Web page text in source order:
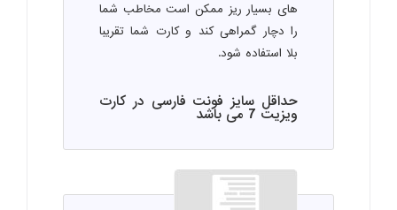
های بسیار ریز ممکن است مخاطب شما
را دچار گمراهی کند و کارت شما تقریبا
بلا استفاده شود.
حداقل سایز فونت فارسی در کارت
ویزیت 7 می باشد